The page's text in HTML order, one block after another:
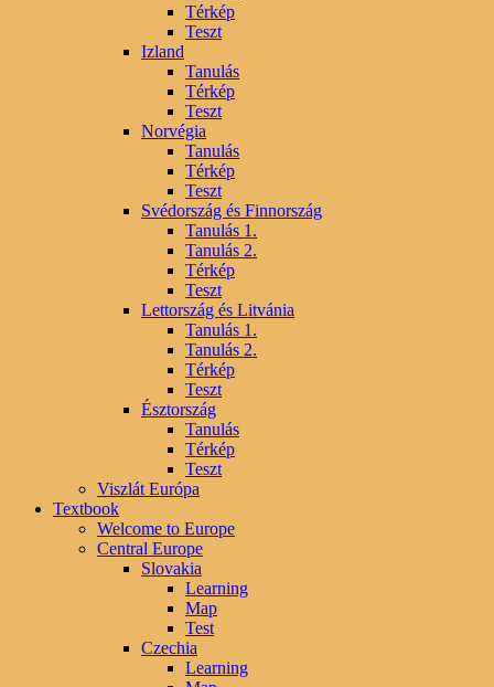
Térkép
Teszt
Izland
Tanulás
Térkép
Teszt
Norvégia
Tanulás
Térkép
Teszt
Svédország és Finnország
Tanulás 1.
Tanulás 2.
Térkép
Teszt
Lettország és Litvánia
Tanulás 1.
Tanulás 2.
Térkép
Teszt
Észtország
Tanulás
Térkép
Teszt
Viszlát Európa
Textbook
Welcome to Europe
Central Europe
Slovakia
Learning
Map
Test
Czechia
Learning